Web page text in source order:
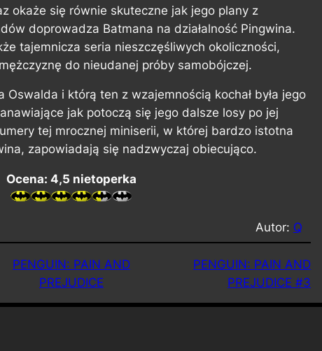
okaże się równie skuteczne jak jego plany z
doprowadza Batmana na działalność Pingwina.
tajemnicza seria nieszczęśliwych okoliczności,
do nieudanej próby samobójczej.
Oswalda i którą ten z wzajemnością kochał była jego
jak potoczą się jego dalsze losy po jej
tej mrocznej miniserii, w której bardzo istotna
zapowiadają się nadzwyczaj obiecująco.
Ocena: 4,5 nietoperka
Autor: Q
PENGUIN: PAIN AND
PREJUDICE
PENGUIN: PAIN AND
PREJUDICE #3